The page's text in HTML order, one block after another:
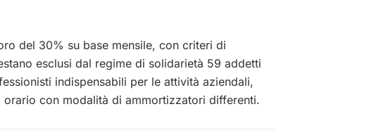
del 30% su base mensile, con criteri di
esclusi dal regime di solidarietà 59 addetti
indispensabili per le attività aziendali,
con modalità di ammortizzatori differenti.